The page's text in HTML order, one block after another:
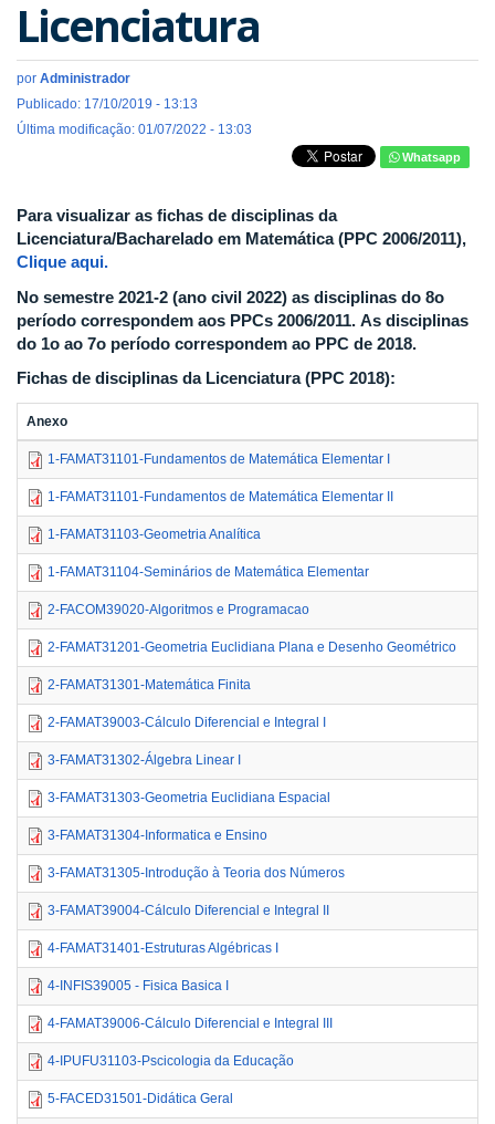
Licenciatura
por Administrador
Publicado: 17/10/2019 - 13:13
Última modificação: 01/07/2022 - 13:03
Whatsapp
Para visualizar as fichas de disciplinas da
Licenciatura/Bacharelado em Matemática (PPC 2006/2011),
Clique aqui.
No semestre 2021-2 (ano civil 2022) as disciplinas do 8o
período correspondem aos PPCs 2006/2011. As disciplinas
do 1o ao 7o período correspondem ao PPC de 2018.
Fichas de disciplinas da Licenciatura (PPC 2018):
Anexo
1-FAMAT31101-Fundamentos de Matemática Elementar I
1-FAMAT31101-Fundamentos de Matemática Elementar II
1-FAMAT31103-Geometria Analítica
1-FAMAT31104-Seminários de Matemática Elementar
2-FACOM39020-Algoritmos e Programacao
2-FAMAT31201-Geometria Euclidiana Plana e Desenho Geométrico
2-FAMAT31301-Matemática Finita
2-FAMAT39003-Cálculo Diferencial e Integral I
3-FAMAT31302-Álgebra Linear I
3-FAMAT31303-Geometria Euclidiana Espacial
3-FAMAT31304-Informatica e Ensino
3-FAMAT31305-Introdução à Teoria dos Números
3-FAMAT39004-Cálculo Diferencial e Integral II
4-FAMAT31401-Estruturas Algébricas I
4-INFIS39005 - Fisica Basica I
4-FAMAT39006-Cálculo Diferencial e Integral III
4-IPUFU31103-Pscicologia da Educação
5-FACED31501-Didática Geral